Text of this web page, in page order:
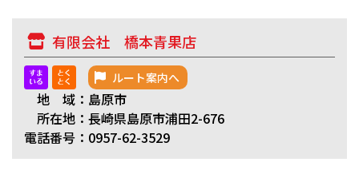
有限会社 橋本青果店
ルート案内へ
地 域：島原市
所在地：長崎県島原市浦田2-676
電話番号：0957-62-3529